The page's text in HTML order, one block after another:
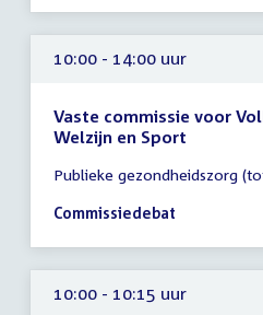
10:00 - 14:00 uur
Vaste commissie voor
Welzijn en Sport
vergadering
10:00
14:00
uur
Publieke gezondheidszorg
Commissiedebat
10:00 - 10:15 uur